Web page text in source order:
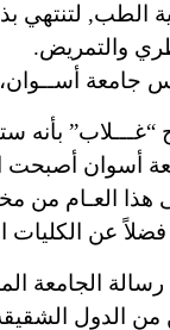
الطب, لتنتهي
والتمريض.
أنه سيتم بدء
بأنه
أسوان أصبحت
هذا العـام من
فضلاً عن الكليات
الجامعة
من الدول